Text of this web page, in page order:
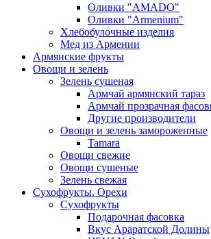
Оливки "AMADO"
Оливки "Armenium"
Хлебобулочные изделия
Мед из Армении
Армянские фрукты
Овощи и зелень
Зелень сушеная
Армчай армянский тараз
Армчай прозрачная
Другие производители
Овощи и зелень замороженные
Tamara
Овощи свежие
Овощи сушеные
Зелень свежая
Сухофрукты. Орехи
Сухофрукты
Подарочная фасовка
Вкус Араратской Долины